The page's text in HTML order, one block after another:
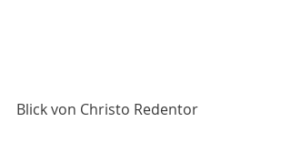
Blick von Christo Redentor